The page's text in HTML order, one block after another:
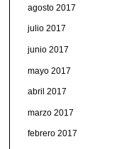
agosto 2017
julio 2017
junio 2017
mayo 2017
abril 2017
marzo 2017
febrero 2017